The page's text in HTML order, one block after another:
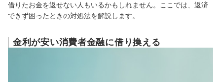
借りたお金を返せない人もいるかもしれません。ここでは、返済
できず困ったときの対処法を解説します。
金利が安い消費者金融に借り換える